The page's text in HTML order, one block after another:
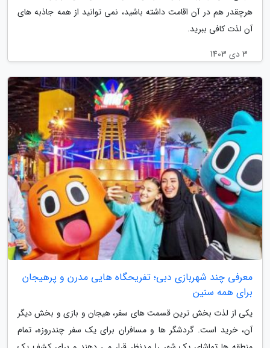
هرچقدر هم در آن اقامت داشته باشید، نمی توانید از همه جاذبه های
آن لذت کافی ببرید.
3 دی 1403
معرفی چند شهربازی دبی؛ تفریحگاه هایی مدرن و پرهیجان
برای همه سنین
یکی از لذت بخش ترین قسمت های سفر، هیجان و بازی و بخش دیگر
آن، خرید است. گردشگر ها و مسافران برای یک سفر چندروزه، تمام